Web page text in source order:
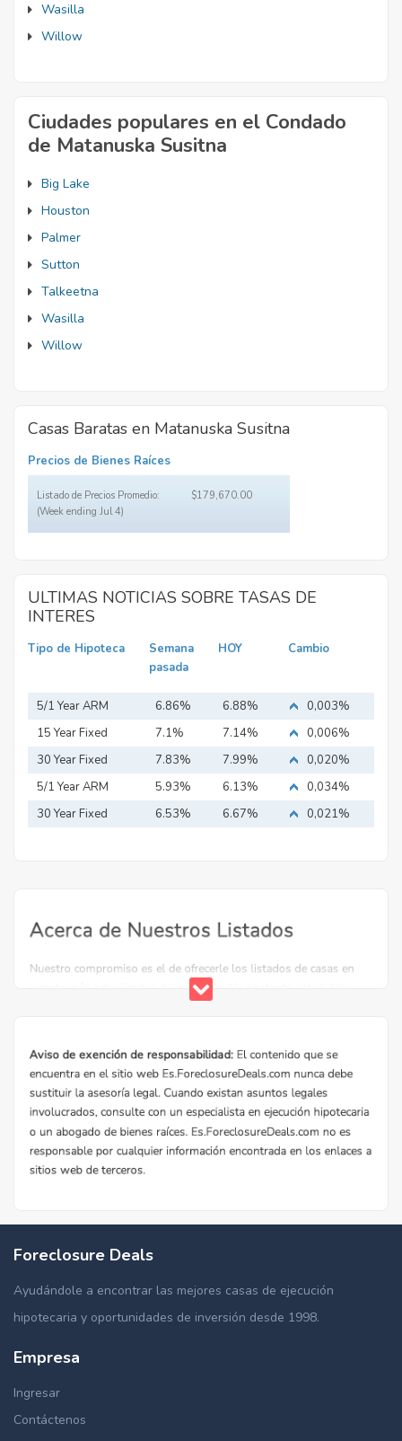
Wasilla
Willow
Ciudades populares en el Condado
de Matanuska Susitna
Big Lake
Houston
Palmer
Sutton
Talkeetna
Wasilla
Willow
Casas Baratas en Matanuska Susitna
Precios de Bienes Raíces
Listado de Precios Promedio:
(Week ending Jul 4)
$179,670.00
ULTIMAS NOTICIAS SOBRE TASAS DE
INTERES
Tipo de Hipoteca
Semana
pasada
HOY Cambio
5/1 Year ARM 6.86% 6.88%
0,003%
15 Year Fixed
Mortgage
7.1% 7.14%
0,006%
30 Year Fixed
Mortgage
7.83% 7.99%
0,020%
5/1 Year ARM
5.93% 6.13%
0,034%
30 Year Fixed
6.53% 6.67% 0,021%
Foreclosure Deals
Ayudándole a encontrar las mejores casas de ejecución
hipotecaria y oportunidades de inversión desde 1998.
Empresa
Ingresar
Contáctenos